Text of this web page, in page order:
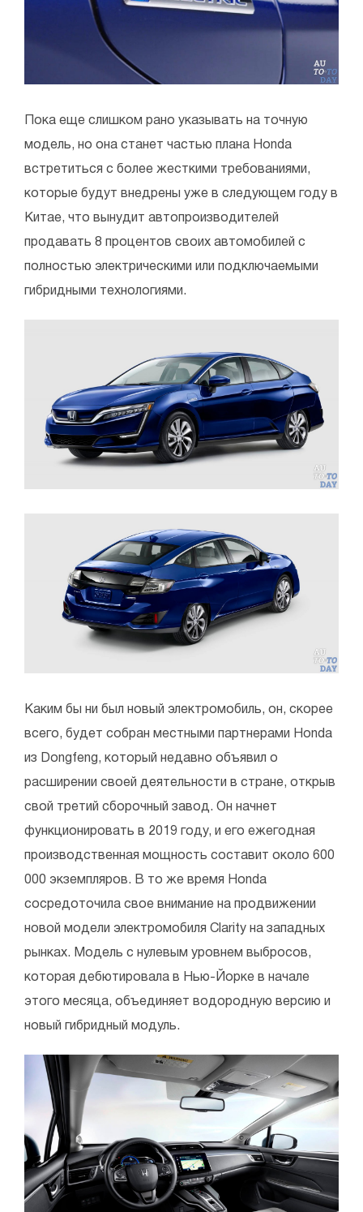
Пока еще слишком рано указывать на точную
модель, но она станет частью плана Honda
встретиться с более жесткими требованиями,
которые будут внедрены уже в следующем году в
Китае, что вынудит автопроизводителей
продавать 8 процентов своих автомобилей с
полностью электрическими или подключаемыми
гибридными технологиями.
Каким бы ни был новый электромобиль, он, скорее
всего, будет собран местными партнерами Honda
из Dongfeng, который недавно объявил о
расширении своей деятельности в стране, открыв
свой третий сборочный завод. Он начнет
функционировать в 2019 году, и его ежегодная
производственная мощность составит около 600
000 экземпляров. В то же время Honda
сосредоточила свое внимание на продвижении
новой модели электромобиля Clarity на западных
рынках. Модель с нулевым уровнем выбросов,
которая дебютировала в Нью-Йорке в начале
этого месяца, объединяет водородную версию и
новый гибридный модуль.